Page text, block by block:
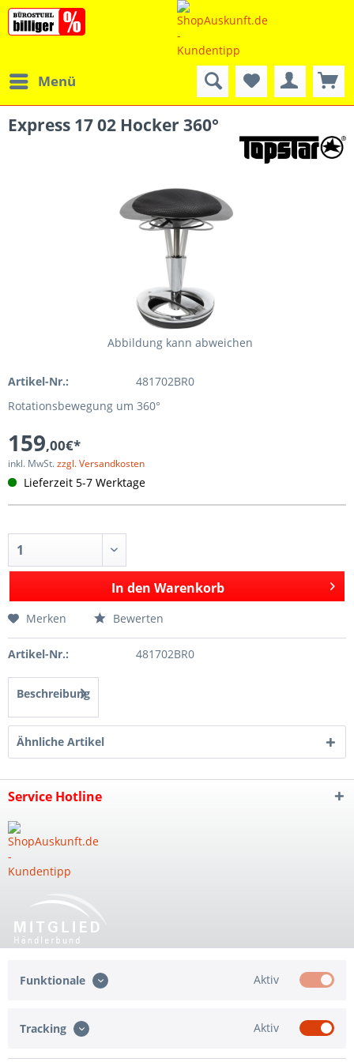
Menü
Express 17 02 Hocker 360°
Abbildung kann abweichen
Artikel-Nr.:
481702BR0
Rotationsbewegung um 360°
159,00€*
inkl. MwSt.zzgl. Versandkosten
Lieferzeit 5-7 Werktage
In den Warenkorb
Merken Bewerten
Artikel-Nr.: 481702BR0
Beschreibung
Ähnliche Artikel
Service Hotline
Qualität
Funktionale Aktiv
Tracking Aktiv